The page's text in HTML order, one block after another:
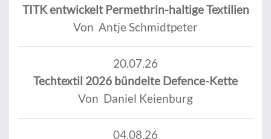
TITK entwickelt Permethrin-haltige Textilien
Von Antje Schmidtpeter
20.07.26
Techtextil 2026 bündelte Defence-Kette
Von Daniel Keienburg
04.08.26